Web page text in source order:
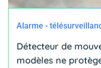
Alarme -
Détecteur de
modèles ne